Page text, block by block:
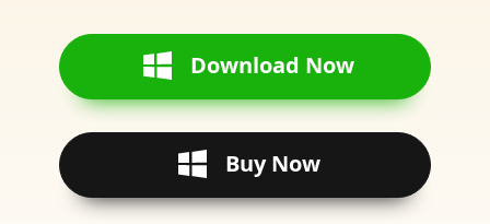
Download Now
Buy Now